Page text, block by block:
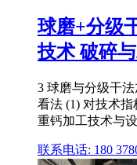
球磨+分级
技术 破碎
3 球磨与分级干
看法 (1) 对技术
重钙加工技术与
联系电话: 180